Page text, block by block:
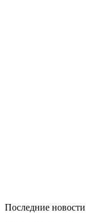
Последние новости